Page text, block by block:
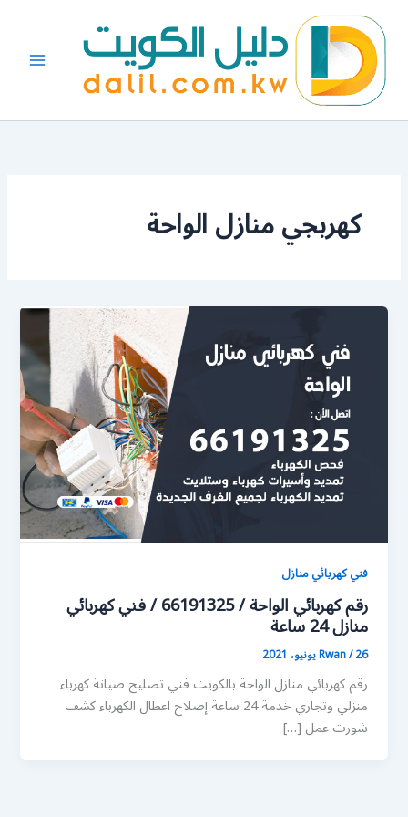
المحتوى
كهربجي منازل الواحة
فني كهربائي منازل
رقم كهربائي الواحة / 66191325 / فني كهربائي
منازل 24 ساعة
Rwan/26 يونيو، 2021
رقم كهربائي منازل الواحة بالكويت فني تصليح صيانة كهرباء
منزلي وتجاري خدمة 24 ساعة إصلاح اعطال الكهرباء كشف
شورت عمل […]